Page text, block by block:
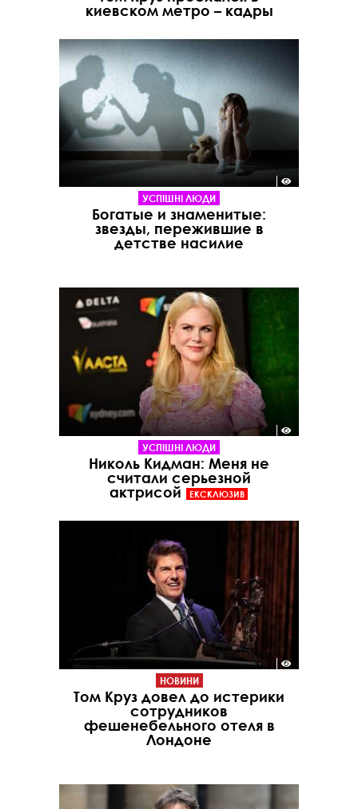
киевском метро – кадры
УСПІШНІ ЛЮДИ
Богатые и знаменитые:
звезды, пережившие в
детстве насилие
УСПІШНІ ЛЮДИ
Николь Кидман: Меня не
считали серьезной
актрисой
ЕКСКЛЮЗИВ
НОВИНИ
Том Круз довел до истерики
сотрудников
фешенебельного отеля в
Лондоне